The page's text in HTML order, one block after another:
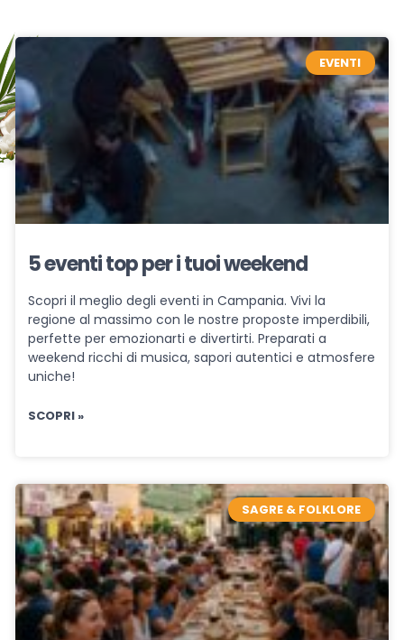
EVENTI
5 eventi top per i tuoi weekend
Scopri il meglio degli eventi in Campania. Vivi la
regione al massimo con le nostre proposte imperdibili,
perfette per emozionarti e divertirti. Preparati a
weekend ricchi di musica, sapori autentici e atmosfere
uniche!
SCOPRI »
SAGRE & FOLKLORE